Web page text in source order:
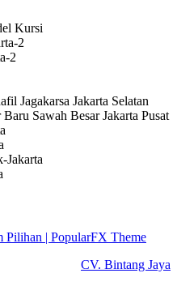
Pilihan | PopularFX Theme
CV. Bintang Jaya